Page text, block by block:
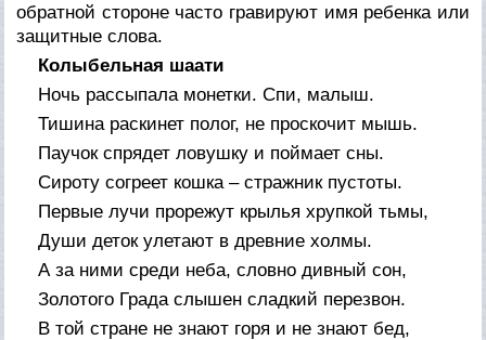
обратной стороне часто гравируют имя ребенка или
защитные слова.
Колыбельная шаати
Ночь рассыпала монетки. Спи, малыш.
Тишина раскинет полог, не проскочит мышь.
Паучок спрядет ловушку и поймает сны.
Сироту согреет кошка – стражник пустоты.
Первые лучи прорежут крылья хрупкой тьмы,
Души деток улетают в древние холмы.
А за ними среди неба, словно дивный сон,
Золотого Града слышен сладкий перезвон.
В той стране не знают горя и не знают бед,